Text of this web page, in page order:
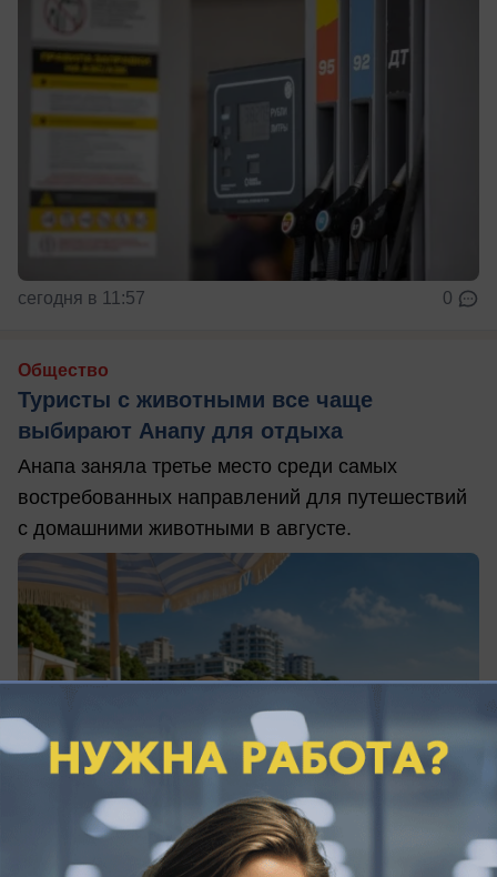
сегодня в 11:57 0
Общество
Туристы с животными все чаще
выбирают Анапу для отдыха
Анапа заняла третье место среди самых
востребованных направлений для путешествий
с домашними животными в августе.